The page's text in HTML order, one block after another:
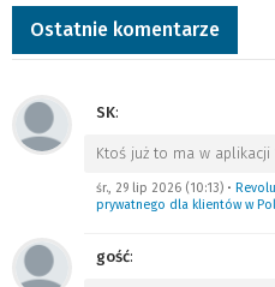
Ostatnie komentarze
SK:
Ktoś już to ma w aplikacji
śr., 29 lip 2026 (10:13) •
prywatnego dla klientów w
gość: